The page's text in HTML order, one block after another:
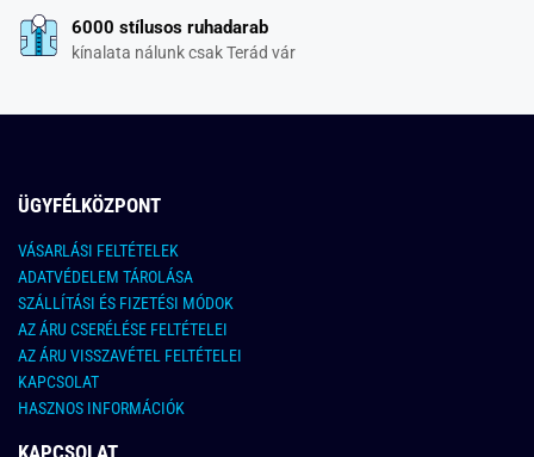
6000 stílusos ruhadarab
kínalata nálunk csak Terád vár
ÜGYFÉLKÖZPONT
VÁSARLÁSI FELTÉTELEK
ADATVÉDELEM TÁROLÁSA
SZÁLLÍTÁSI ÉS FIZETÉSI MÓDOK
AZ ÁRU CSERÉLÉSE FELTÉTELEI
AZ ÁRU VISSZAVÉTEL FELTÉTELEI
KAPCSOLAT
HASZNOS INFORMÁCIÓK
KAPCSOLAT